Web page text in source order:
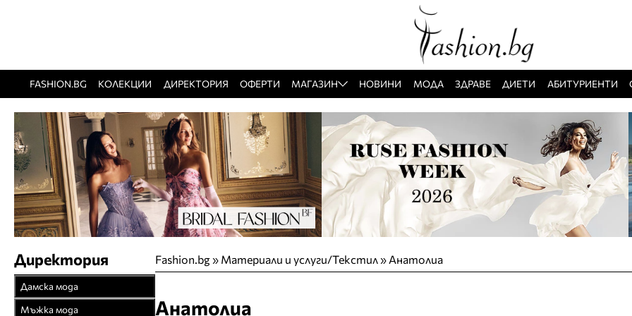
FASHION.BG КОЛЕКЦИИ ДИРЕКТОРИЯ ОФЕРТИ МАГАЗИН НОВИНИ МОДА ЗДРАВЕ ДИЕТИ АБИТУРИЕНТИ
Fashion.bg» Материали и услуги/Текстил» Анатолиа
Анатолиа
Директория
Дамска мода
Връхни облекла
Мъжка мода